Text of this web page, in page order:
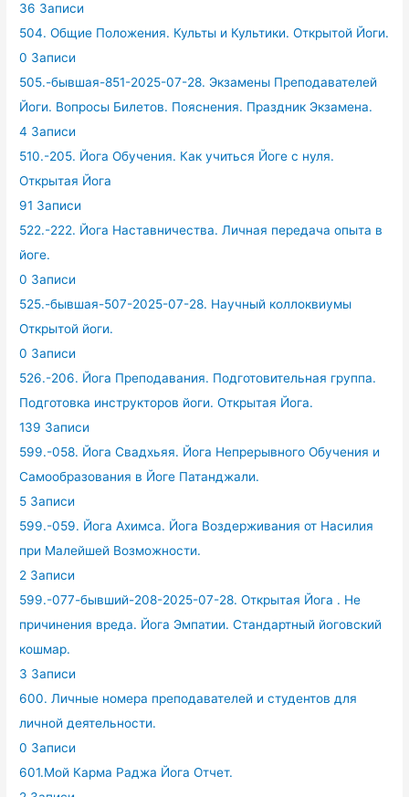
36 Записи
504. Общие Положения. Культы и Культики. Открытой Йоги.
0 Записи
505.-бывшая-851-2025-07-28. Экзамены Преподавателей
Йоги. Вопросы Билетов. Пояснения. Праздник Экзамена.
4 Записи
510.-205. Йога Обучения. Как учиться Йоге с нуля.
Открытая Йога
91 Записи
522.-222. Йога Наставничества. Личная передача опыта в
йоге.
0 Записи
525.-бывшая-507-2025-07-28. Научный коллоквиумы
Открытой йоги.
0 Записи
526.-206. Йога Преподавания. Подготовительная группа.
Подготовка инструкторов йоги. Открытая Йога.
139 Записи
599.-058. Йога Свадхьяя. Йога Непрерывного Обучения и
Самообразования в Йоге Патанджали.
5 Записи
599.-059. Йога Ахимса. Йога Воздерживания от Насилия
при Малейшей Возможности.
2 Записи
599.-077-бывший-208-2025-07-28. Открытая Йога . Не
причинения вреда. Йога Эмпатии. Стандартный йоговский
кошмар.
3 Записи
600. Личные номера преподавателей и студентов для
личной деятельности.
0 Записи
601.Мой Карма Раджа Йога Отчет.